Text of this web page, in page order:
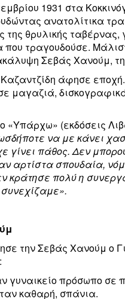
1931 στα
ανατολίτικα
της θρυλικής
που τραγουδούσε.
Σεβάς Χανούμ,
άφησε
μαγαζιά,
«Υπάρχω» (εκδόσεις
να με κάνει
γίνει πάθος. Δεν
αρτίστα σπουδαία,
κράτησε πολύ η
την Σεβάς Χανούμ ο
γυναικείο πρόσωπο σε
καθαρή, σπάνια.